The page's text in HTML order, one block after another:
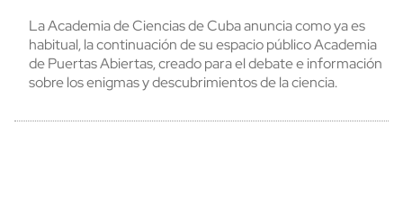
La Academia de Ciencias de Cuba anuncia como ya es
habitual, la continuación de su espacio público Academia
de Puertas Abiertas, creado para el debate e información
sobre los enigmas y descubrimientos de la ciencia.